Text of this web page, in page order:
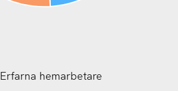
Erfarna hemarbetare